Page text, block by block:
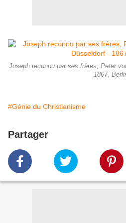
Joseph reconnu par ses frères, Peter
1867,
#Génie du Christianisme
Partager